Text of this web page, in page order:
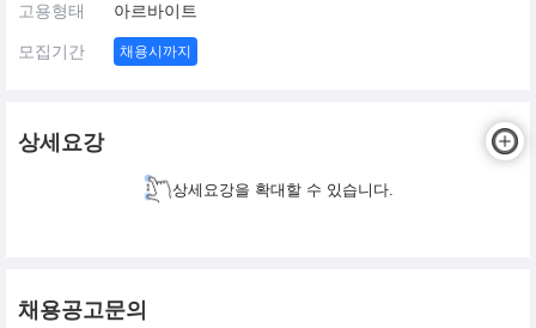
고용형태 아르바이트
모집기간 채용시까지
상세요강
상세요강을 확대할 수 있습니다.
채용공고문의